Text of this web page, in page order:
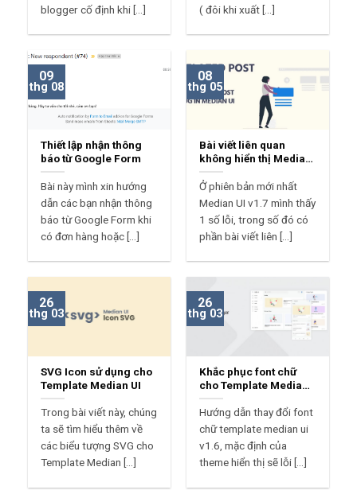
blogger cố định khi [...]
( đôi khi xuất [...]
Thiết lập nhận thông
báo từ Google Form
Bài này mình xin hướng
dẫn các bạn nhận thông
báo từ Google Form khi
có đơn hàng hoặc [...]
09
thg 08
Bài viết liên quan
không hiển thị Median
UI?
Ở phiên bản mới nhất
Median UI v1.7 mình thấy
1 số lỗi, trong số đó có
phần bài viết liên [...]
08
thg 05
SVG Icon sử dụng cho
Template Median UI
Trong bài viết này, chúng
ta sẽ tìm hiểu thêm về
các biểu tượng SVG cho
Template Median [...]
26
thg 03
Khắc phục font chữ
cho Template Median
UI
Hướng dẫn thay đổi font
chữ template median ui
v1.6, mặc định của
theme hiển thị sẽ lỗi [...]
26
thg 03